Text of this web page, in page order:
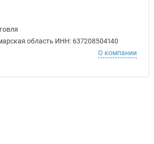
область ИНН: 637208504140
О компании